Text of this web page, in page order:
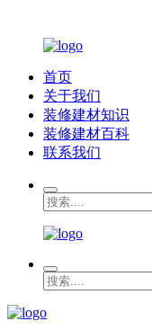
首页
关于我们
装修建材知识
装修建材百科
联系我们